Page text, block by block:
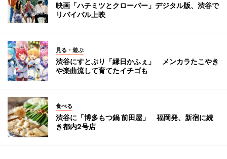
映画「ハチミツとクローバー」デジタル版、渋谷で
リバイバル上映
見る・遊ぶ
渋谷にすとぷり「縁日かふぇ」 メンカラたこやき
や楽曲流して育てたイチゴも
食べる
渋谷に「博多もつ鍋 前田屋」 福岡発、新宿に続
き都内2号店